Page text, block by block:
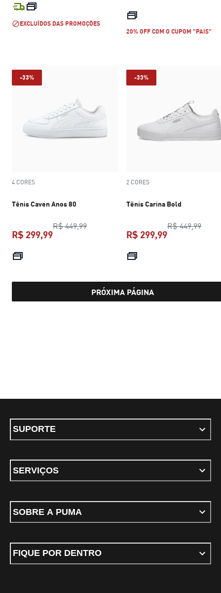
EXCLUÍDOS DAS PROMOÇÕES
20% OFF COM O CUPOM "PAIS"
-33%
4 CORES
Tênis Caven Anos 80
R$ 449,99preço original R$ 449,99
R$ 299,99
preço atual R$ 299,99
-33%
2 CORES
Tênis Carina Bold
R$ 449,99
R$ 299,99
PRÓXIMA PÁGINA
SUPORTE
SERVIÇOS
SOBRE A PUMA
FIQUE POR DENTRO